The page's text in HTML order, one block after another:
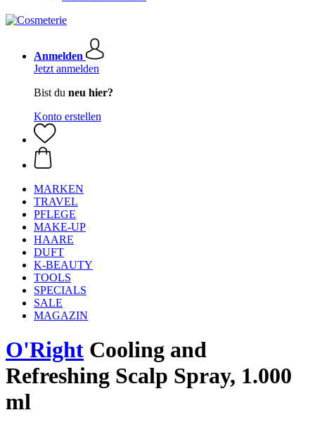
Anmelden
Jetzt anmelden
Bist du neu hier?
Konto erstellen
MARKEN
TRAVEL
PFLEGE
MAKE-UP
HAARE
DUFT
K-BEAUTY
TOOLS
SPECIALS
SALE
MAGAZIN
O'Right Cooling and
Refreshing Scalp Spray, 1.000
ml